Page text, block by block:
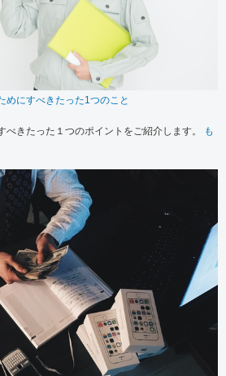
めにすべきたった1つのこと
べきたった１つのポイントをご紹介します。
も